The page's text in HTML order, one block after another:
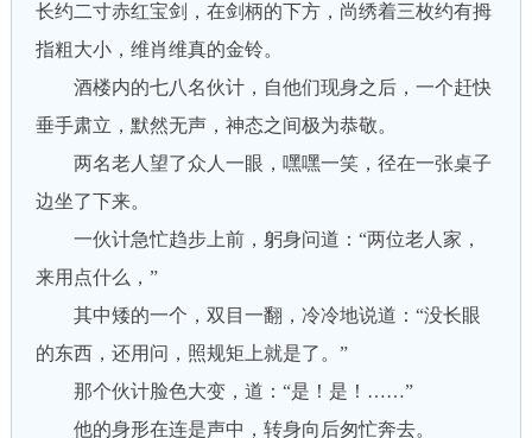
长约二寸赤红宝剑，在剑柄的下方，尚绣着三枚约有拇
指粗大小，维肖维真的金铃。
酒楼内的七八名伙计，自他们现身之后，一个赶快
垂手肃立，默然无声，神态之间极为恭敬。
两名老人望了众人一眼，嘿嘿一笑，径在一张桌子
边坐了下来。
一伙计急忙趋步上前，躬身问道：“两位老人家，
来用点什么，”
其中矮的一个，双目一翻，冷冷地说道：“没长眼
的东西，还用问，照规矩上就是了。”
那个伙计脸色大变，道：“是！是！……”
他的身形在连是声中，转身向后匆忙奔去。